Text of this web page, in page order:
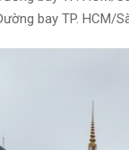
bay TP. HCM/